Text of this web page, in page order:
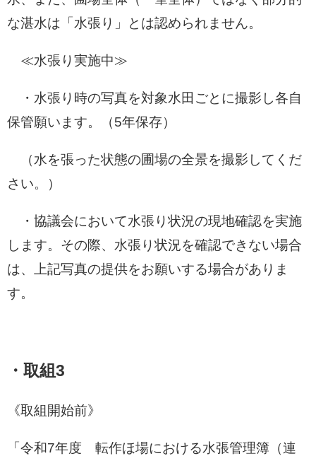
な湛水は「水張り」とは認められません。
≪水張り実施中≫
・水張り時の写真を対象水田ごとに撮影し各自
保管願います。（5年保存）
（水を張った状態の圃場の全景を撮影してくだ
さい。）
・協議会において水張り状況の現地確認を実施
します。その際、水張り状況を確認できない場合
は、上記写真の提供をお願いする場合がありま
す。
・取組3
《取組開始前》
「令和7年度 転作ほ場における水張管理簿（連